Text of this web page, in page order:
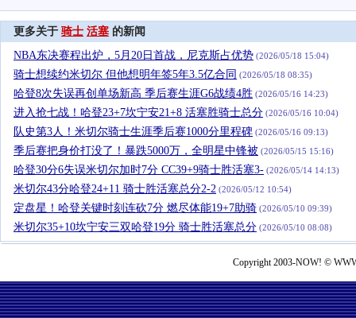
更多关于 骑士 活塞 的新闻
NBA东决赛程出炉，5月20日首战，尼克斯占优势 (2026/05/18 15:04)
骑士想续约米切尔 但他想明年签5年3.5亿合同 (2026/05/18 08:35)
哈登8次失误再创单场新高 季后赛生涯G6战绩4胜 (2026/05/16 14:23)
进入抢七战！哈登23+7坎宁安21+8 活塞胜骑士总分 (2026/05/16 10:04)
队史第3人！米切尔骑士生涯季后赛1000分里程碑 (2026/05/16 09:13)
季后赛把身价打没了！暴跌5000万，全明星中锋被 (2026/05/15 15:16)
哈登30分6失误米切尔加时7分 CC39+9骑士胜活塞3- (2026/05/14 14:13)
米切尔43分哈登24+11 骑士胜活塞总分2-2 (2026/05/12 10:54)
定盘星！哈登关键时刻连砍7分 燃尽体能19+7助骑 (2026/05/10 09:39)
米切尔35+10坎宁安三双哈登19分 骑士胜活塞总分 (2026/05/10 08:08)
Copyright 2003-NOW! ©